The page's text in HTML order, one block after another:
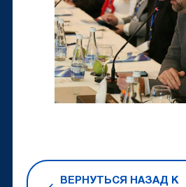
ВЕРНУТЬСЯ НАЗАД К